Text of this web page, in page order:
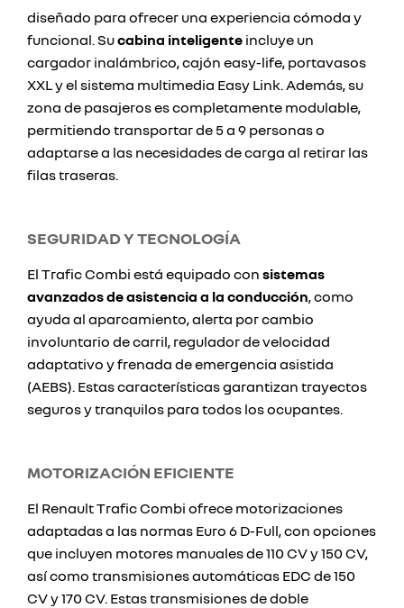
diseñado para ofrecer una experiencia cómoda y
funcional. Sucabina inteligente incluye un
cargador inalámbrico, cajón easy-life, portavasos
XXL y el sistema multimedia Easy Link. Además, su
zona de pasajeros es completamente modulable,
permitiendo transportar de 5 a 9 personas o
adaptarse a las necesidades de carga al retirar las
filas traseras.
SEGURIDAD Y TECNOLOGÍA
El Trafic Combi está equipado con sistemas
avanzados de asistencia a la conducción, como
ayuda al aparcamiento, alerta por cambio
involuntario de carril, regulador de velocidad
adaptativo y frenada de emergencia asistida
(AEBS). Estas características garantizan trayectos
seguros y tranquilos para todos los ocupantes.
MOTORIZACIÓN EFICIENTE
El Renault Trafic Combi ofrece motorizaciones
adaptadas a las normas Euro 6 D-Full, con opciones
que incluyen motores manuales de 110 CV y 150 CV,
así como transmisiones automáticas EDC de 150
CV y 170 CV. Estas transmisiones de doble